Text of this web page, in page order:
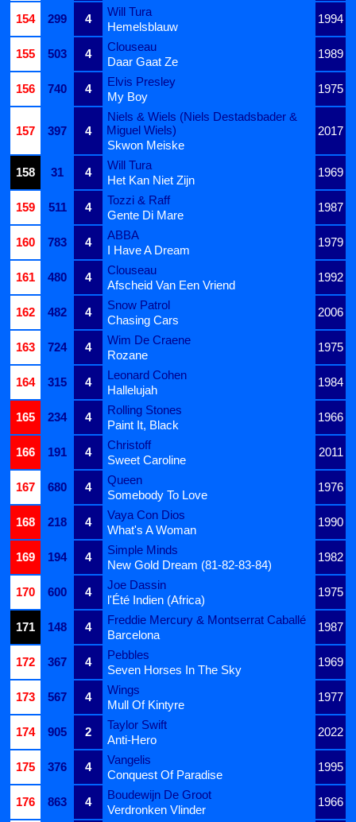
154
299 4
Will Tura
1994
Hemelsblauw
155
503 4
Clouseau
1989
Daar Gaat Ze
156
740 4
Elvis Presley
1975
My Boy
157 397 4
Niels & Wiels (Niels Destadsbader &
Miguel Wiels)
2017
Skwon Meiske
158
31 4
Will Tura
1969
Het Kan Niet Zijn
159
511 4
Tozzi & Raff
1987
Gente Di Mare
160
783 4
ABBA
1979
I Have A Dream
161
480 4
Clouseau
1992
Afscheid Van Een Vriend
162
482 4
Snow Patrol
2006
Chasing Cars
163
724 4
Wim De Craene
1975
Rozane
164
315 4
Leonard Cohen
1984
Hallelujah
165
234 4
Rolling Stones
1966
Paint It, Black
166
191 4
Christoff
2011
Sweet Caroline
167
680 4
Queen
1976
Somebody To Love
168
218 4
Vaya Con Dios
1990
What's A Woman
169
194 4
Simple Minds
1982
New Gold Dream (81-82-83-84)
170
600 4
Joe Dassin
1975
l'Été Indien (Africa)
171
148 4
Freddie Mercury & Montserrat Caballé
1987
Barcelona
172
367 4
Pebbles
1969
Seven Horses In The Sky
173
567 4
Wings
1977
Mull Of Kintyre
174
905 2
Taylor Swift
2022
Anti-Hero
175
376 4
Vangelis
1995
Conquest Of Paradise
176
863 4
Boudewijn De Groot
1966
Verdronken Vlinder